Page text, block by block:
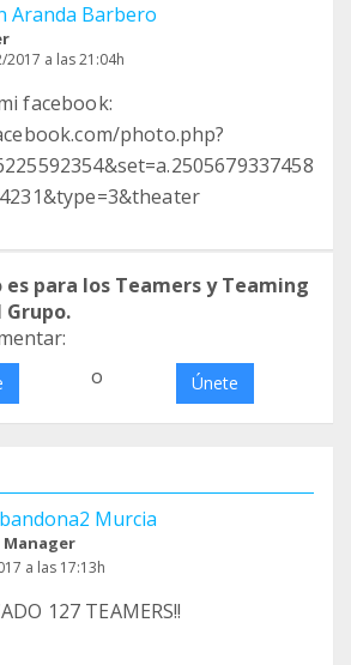
Aranda Barbero
2017 a las 21:04h
facebook:
photo.php?
es para los Teamers y Teaming
Grupo.
o Únete
Murcia
Manager
a las 17:13h
127 TEAMERS!!